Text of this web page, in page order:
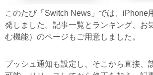
このたび「Switch News」では、iPhone
発しました。記事一覧とランキング、お
む機能）のページもご用意しました。
プッシュ通知も設定し、そこから直接、